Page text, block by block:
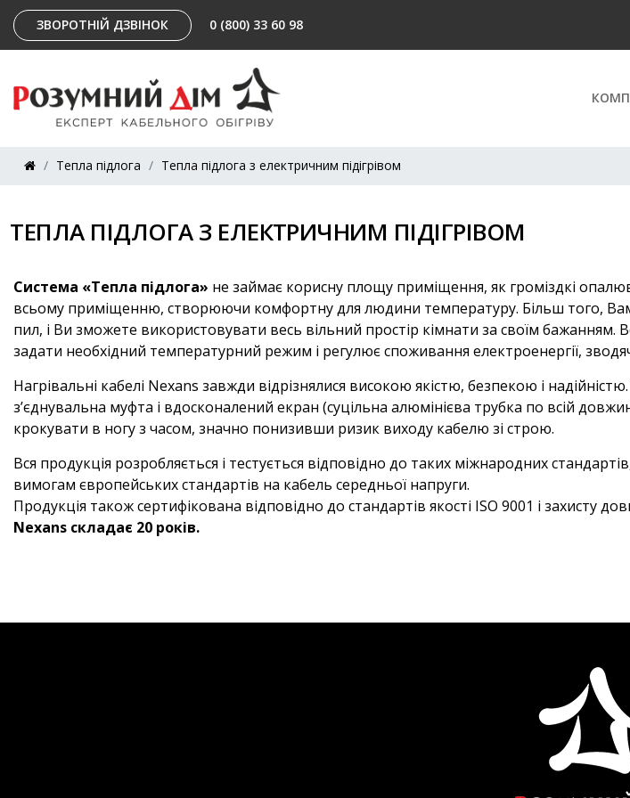
ЗВОРОТНІЙ ДЗВІНОК 0 (800) 33 60 98
Тепла підлога Тепла підлога з електричним підігрівом
ТЕПЛА ПІДЛОГА З ЕЛЕКТРИЧНИМ ПІДІГРІВОМ
Система «Тепла підлога» не займає корисну площу приміщення, як громіздкі
всьому приміщенню, створюючи комфортну для людини температуру. Більш того, Вам
пил, і Ви зможете використовувати весь вільний простір кімнати за своїм
задати необхідний температурний режим і регулює споживання електроенергії,
Нагрівальні кабелі Nexans завжди відрізнялися високою якістю, безпекою і
з’єднувальна муфта і вдосконалений екран (суцільна алюмінієва трубка по всій
крокувати в ногу з часом, значно понизивши ризик виходу кабелю зі строю.
Вся продукція розробляється і тестується відповідно до таких міжнародних
вимогам європейських стандартів на кабель середньої напруги.
Продукція також сертифікована відповідно до стандартів якості ISO 9001 і захисту
Nexans складає 20 років.